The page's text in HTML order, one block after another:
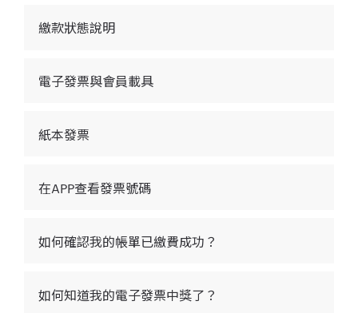
繳款狀態說明
電子發票與會員載具
紙本發票
在APP查看發票號碼
如何確認我的帳單已繳費成功？
如何知道我的電子發票中獎了？